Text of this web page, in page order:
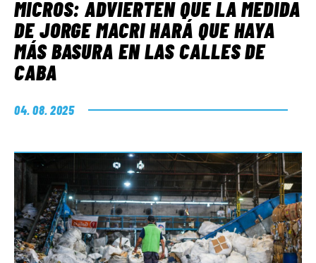
MICROS: ADVIERTEN QUE LA MEDIDA
DE JORGE MACRI HARÁ QUE HAYA
MÁS BASURA EN LAS CALLES DE
CABA
04. 08. 2025